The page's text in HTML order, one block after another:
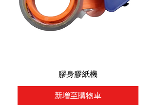
膠身膠紙機
新增至購物車